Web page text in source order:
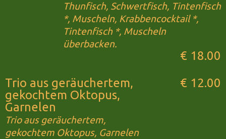
Thunfisch, Schwertfisch, Tintenfisch
*, Muscheln, Krabbencocktail *,
Tintenfisch *, Muscheln
überbacken.
€ 18.00
Trio aus geräuchertem,
gekochtem Oktopus,
Garnelen
Trio aus geräuchertem,
gekochtem Oktopus, Garnelen
€ 12.00